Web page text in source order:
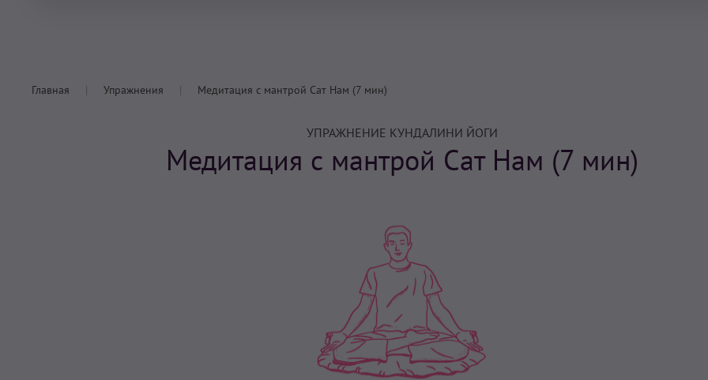
Главная Упражнения Медитация с мантрой Сат Нам (7 мин)
УПРАЖНЕНИЕ КУНДАЛИНИ ЙОГИ
Медитация с мантрой Сат Нам (7 мин)